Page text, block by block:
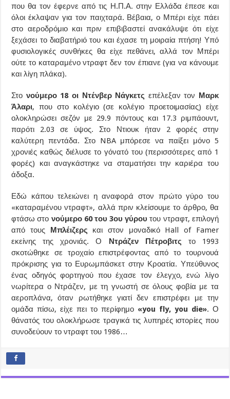
που θα τον έφερνε από τις Η.Π.Α. στην Ελλάδα έπεσε και
όλοι έκλαψαν για τον παιχταρά. Βέβαια, ο Μπέρι είχε πάει
στο αεροδρόμιο και πριν επιβιβαστεί ανακάλυψε ότι είχε
ξεχάσει το διαβατήριό του και έχασε τη μοιραία πτήση! Υπό
φυσιολογικές συνθήκες θα είχε πεθάνει, αλλά τον Μπέρι
ούτε το καταραμένο ντραφτ δεν τον έπιανε (για να κάνουμε
και λίγη πλάκα).
Στο νούμερο 18 οι Ντένβερ Νάγκετς επέλεξαν τον Μαρκ
Άλαρι, που στο κολέγιο (σε κολέγιο προετοιμασίας) είχε
ολοκληρώσει σεζόν με 29.9 πόντους και 17.3 ριμπάουντ,
παρότι 2.03 σε ύψος. Στο Ντιουκ ήταν 2 φορές στην
καλύτερη πεντάδα. Στο NBA μπόρεσε να παίξει μόνο 5
χρονιές καθώς διέλυσε το γόνατό του (περισσότερες από 1
φορές) και αναγκάστηκε να σταματήσει την καριέρα του
άδοξα.
Εδώ κάπου τελειώνει η αναφορά στον πρώτο γύρο του
«καταραμένου ντραφτ», αλλά πριν κλείσουμε το άρθρο, θα
φτάσω στο νούμερο 60 του 3ου γύρουτου ντραφτ, επιλογή
από τους Μπλέιζερς και στον μοναδικό Hall of Famer
εκείνης της χρονιάς. Ο Ντράζεν Πέτροβιτς το 1993
σκοτώθηκε σε τροχαίο επιστρέφοντας από το τουρνουά
πρόκρισης για το Ευρωμπάσκετ στην Κροατία. Υπεύθυνος
ένας οδηγός φορτηγού που έχασε τον έλεγχο, ενώ λίγο
νωρίτερα ο Ντράζεν, με τη γνωστή σε όλους φοβία με τα
αεροπλάνα, όταν ρωτήθηκε γιατί δεν επιστρέφει με την
ομάδα πίσω, είχε πει το περίφημο «you fly, you die». Ο
θάνατός του ολοκλήρωσε τραγικά τις λυπηρές ιστορίες που
συνοδεύουν το ντραφτ του 1986…